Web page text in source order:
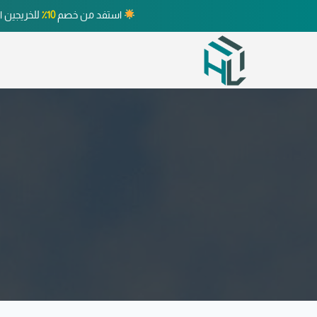
استفد من خصم10٪ للخريجين